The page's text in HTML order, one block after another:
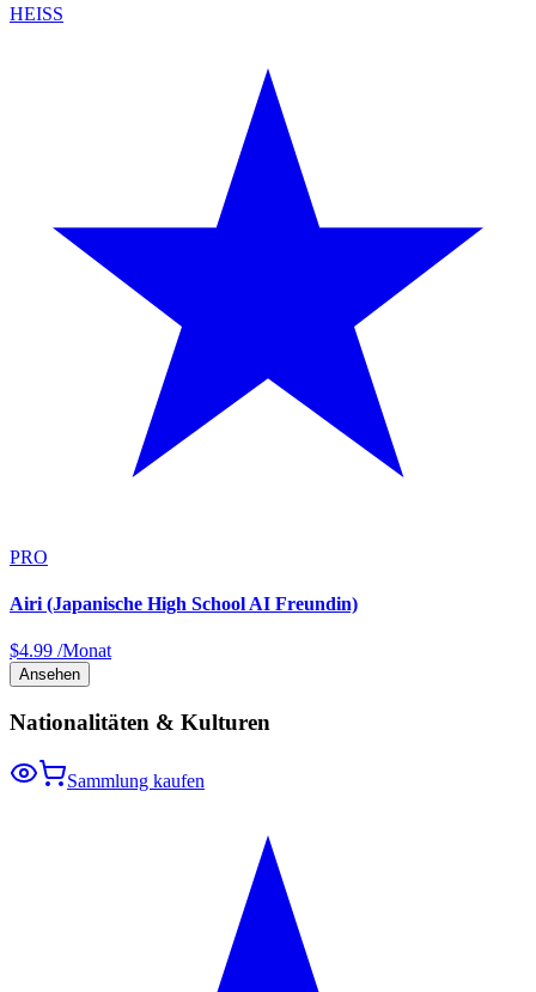
HEISS
PRO
Airi (Japanische High School AI Freundin)
$4.99 /Monat
Ansehen
Nationalitäten & Kulturen
Sammlung kaufen